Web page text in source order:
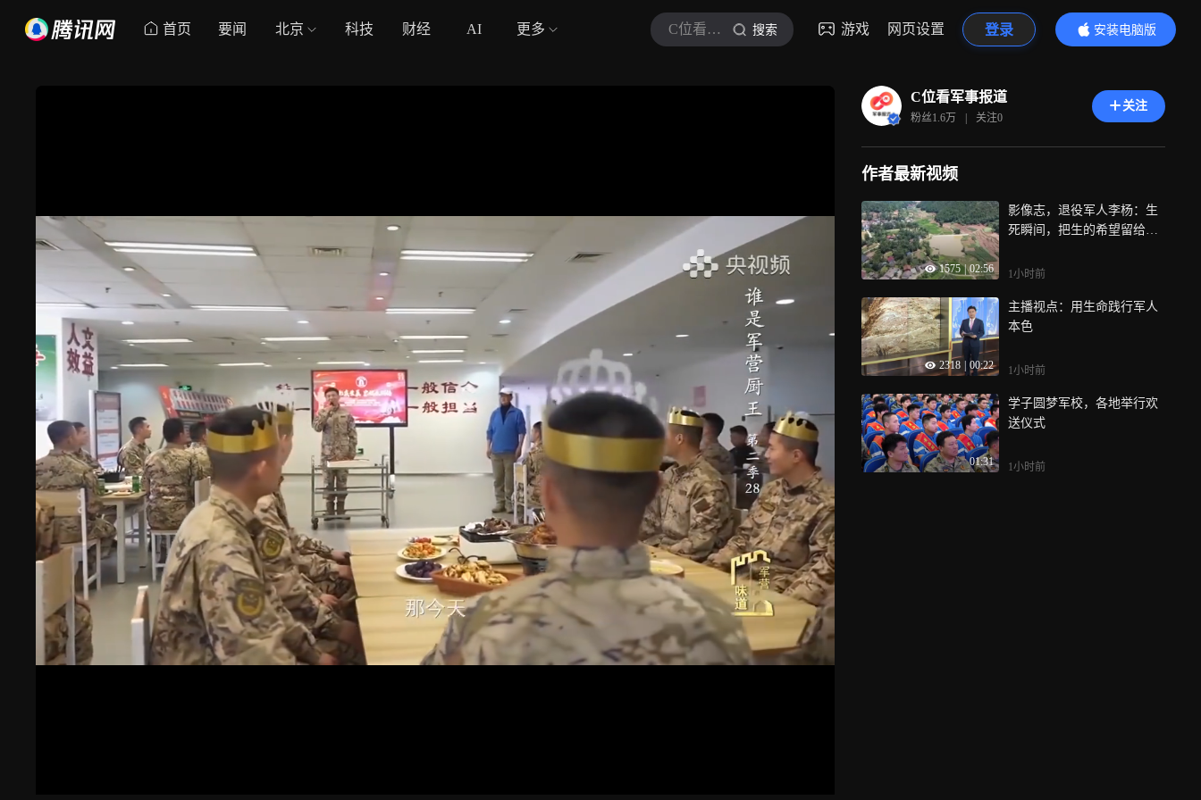
首页 要闻 北京 科技 财经 AI 更多 C位看军事报道 搜索 游戏 网页设置 登录
安装电脑版
内容更精彩
C位看军事报道
粉丝1.6万 | 关注0
关注
作者最新视频
1575 | 02:56
影像志，退役军人李杨：生
死瞬间，把生的希望留给他
1小时前
2318 00:22
主播视点：用生命践行军人
本色
1小时前
01:31
学子圆梦军校，各地举行欢
送仪式
1小时前